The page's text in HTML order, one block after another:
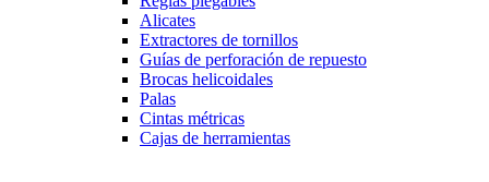
Alicates
Extractores de tornillos
Guías de perforación de repuesto
Brocas helicoidales
Palas
Cintas métricas
Cajas de herramientas